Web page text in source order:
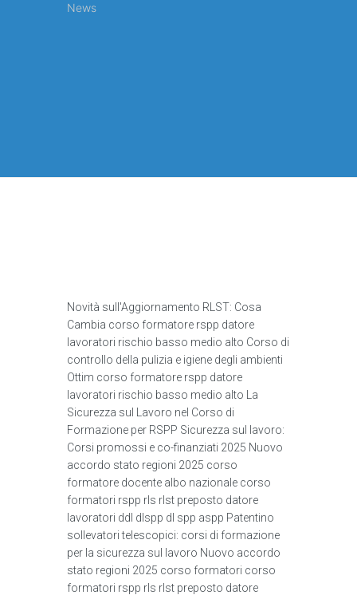
News
Novità sull'Aggiornamento RLST: Cosa
Cambia corso formatore rspp datore
lavoratori rischio basso medio alto Corso di
controllo della pulizia e igiene degli ambienti
Ottim corso formatore rspp datore
lavoratori rischio basso medio alto La
Sicurezza sul Lavoro nel Corso di
Formazione per RSPP Sicurezza sul lavoro:
Corsi promossi e co-finanziati 2025 Nuovo
accordo stato regioni 2025 corso
formatore docente albo nazionale corso
formatori rspp rls rlst preposto datore
lavoratori ddl dlspp dl spp aspp Patentino
sollevatori telescopici: corsi di formazione
per la sicurezza sul lavoro Nuovo accordo
stato regioni 2025 corso formatori corso
formatori rspp rls rlst preposto datore